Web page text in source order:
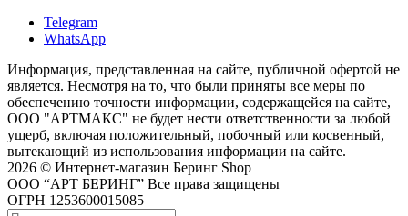
Telegram
WhatsApp
Информация, представленная на сайте, публичной офертой не
является. Несмотря на то, что были приняты все меры по
обеспечению точности информации, содержащейся на сайте,
ООО "АРТМАКС" не будет нести ответственности за любой
ущерб, включая положительный, побочный или косвенный,
вытекающий из использования информации на сайте.
2026 © Интернет-магазин Беринг Shop
ООО “АРТ БЕРИНГ” Все права защищены
ОГРН 1253600015085